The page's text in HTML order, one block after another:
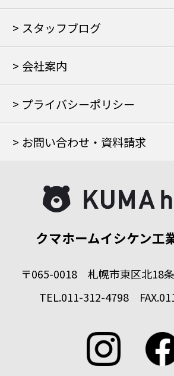
スタッフブログ
会社案内
プライバシーポリシー
お問い合わせ・資料請求
クマホームイシケン工
〒065-0018 札幌市東区北18
TEL.011-312-4798